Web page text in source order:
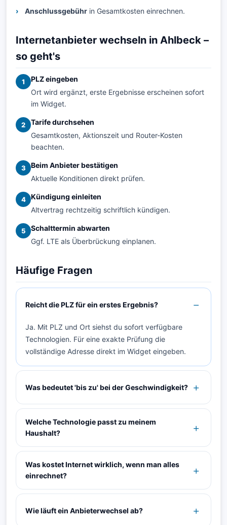
Anschlussgebühr in Gesamtkosten einrechnen.
Internetanbieter wechseln in Ahlbeck –
so geht's
1
PLZ eingeben
Ort wird ergänzt, erste Ergebnisse erscheinen sofort
im Widget.
2
Tarife durchsehen
Gesamtkosten, Aktionszeit und Router-Kosten
beachten.
3
Beim Anbieter bestätigen
Aktuelle Konditionen direkt prüfen.
4
Kündigung einleiten
Altvertrag rechtzeitig schriftlich kündigen.
5
Schalttermin abwarten
Ggf. LTE als Überbrückung einplanen.
Häufige Fragen
Reicht die PLZ für ein erstes Ergebnis?
Ja. Mit PLZ und Ort siehst du sofort verfügbare
Technologien. Für eine exakte Prüfung die
vollständige Adresse direkt im Widget eingeben.
Was bedeutet 'bis zu' bei der Geschwindigkeit?
Welche Technologie passt zu meinem
Haushalt?
Was kostet Internet wirklich, wenn man alles
einrechnet?
Wie läuft ein Anbieterwechsel ab?